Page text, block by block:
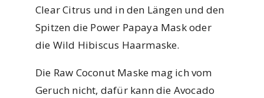
Clear Citrus und in den Längen und den
Spitzen die Power Papaya Mask oder
die Wild Hibiscus Haarmaske.
Die Raw Coconut Maske mag ich vom
Geruch nicht, dafür kann die Avocado